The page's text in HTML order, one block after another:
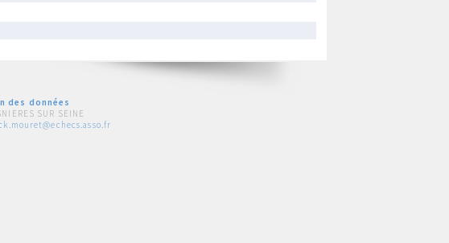
des données
SUR SEINE